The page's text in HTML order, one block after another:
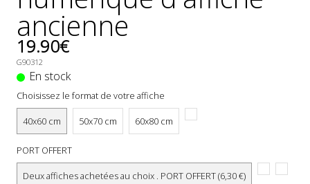
ancienne
19.90€
G90312
En stock
Choisissez le format de votre affiche
40x60 cm 50x70 cm 60x80 cm
PORT OFFERT
Deux affiches achetées au choix . PORT OFFERT (6,30 €)